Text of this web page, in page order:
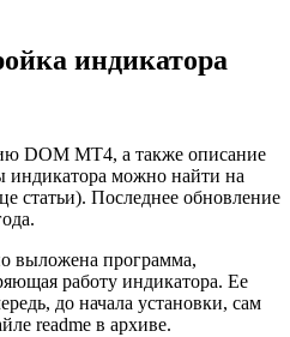
индикатора
DOM MT4, а также описание
индикатора можно найти на
статьи). Последнее обновление
выложена программа,
работу индикатора. Ее
до начала установки, сам
readme в архиве.